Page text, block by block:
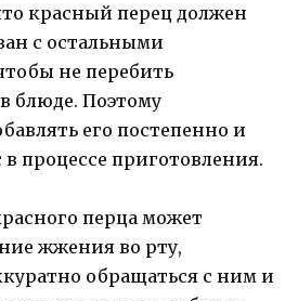
красный перец должен
с остальными
не перебить
блюде. Поэтому
его постепенно и
в процессе приготовления.
перца может
жжения во рту,
обращаться с ним и